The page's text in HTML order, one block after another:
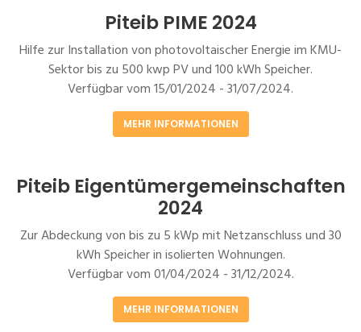
Piteib PIME 2024
Hilfe zur Installation von photovoltaischer Energie im KMU-
Sektor bis zu 500 kwp PV und 100 kWh Speicher.
Verfügbar vom 15/01/2024 - 31/07/2024.
MEHR INFORMATIONEN
Piteib Eigentümergemeinschaften
2024
Zur Abdeckung von bis zu 5 kWp mit Netzanschluss und 30
kWh Speicher in isolierten Wohnungen.
Verfügbar vom 01/04/2024 - 31/12/2024.
MEHR INFORMATIONEN